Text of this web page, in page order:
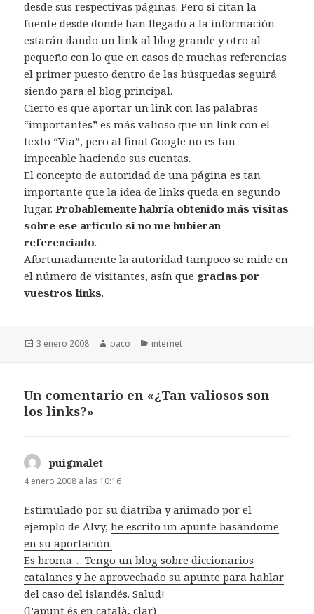
desde sus respectivas páginas. Pero si citan la
fuente desde donde han llegado a la información
estarán dando un link al blog grande y otro al
pequeño con lo que en casos de muchas referencias
el primer puesto dentro de las búsquedas seguirá
siendo para el blog principal.
Cierto es que aportar un link con las palabras
“importantes” es más valioso que un link con el
texto “Via”, pero al final Google no es tan
impecable haciendo sus cuentas.
El concepto de autoridad de una página es tan
importante que la idea de links queda en segundo
lugar.Probablemente habría obtenido más visitas
sobre ese artículo si no me hubieran
referenciado.
Afortunadamente la autoridad tampoco se mide en
el número de visitantes, asín que gracias por
vuestros links.
Publicado
3 enero 2008 Autor
paco Categorías
internet
Un comentario en «¿Tan valiosos son
los links?»
puigmalet
4 enero 2008 a las 10:16
Estimulado por su diatriba y animado por el
ejemplo de Alvy,he escrito un apunte basándome
en su aportación.
Es broma… Tengo un blog sobre diccionarios
catalanes y he aprovechado su apunte para hablar
del caso del islandés. Salud!
(l’apunt és en català, clar)